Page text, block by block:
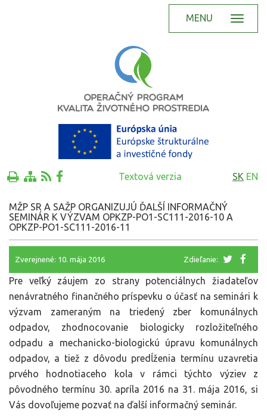
MENU
Textová verzia SK EN
MŽP SR A SAŽP ORGANIZUJÚ ĎALŠÍ INFORMAČNÝ
SEMINÁR K VÝZVAM OPKZP-PO1-SC111-2016-10 A
OPKZP-PO1-SC111-2016-11
Zverejnené: 10. mája 2016 Zdieľanie:
Pre veľký záujem zo strany potenciálnych žiadateľov
nenávratného finančného príspevku o účasť na seminári k
výzvam zameraným na triedený zber komunálnych
odpadov, zhodnocovanie biologicky rozložiteľného
odpadu a mechanicko-biologickú úpravu komunálnych
odpadov, a tiež z dôvodu predĺženia termínu uzavretia
prvého hodnotiaceho kola v rámci týchto výziev z
pôvodného termínu 30. apríla 2016 na 31. mája 2016, si
Vás dovoľujeme pozvať na ďalší informačný seminár.